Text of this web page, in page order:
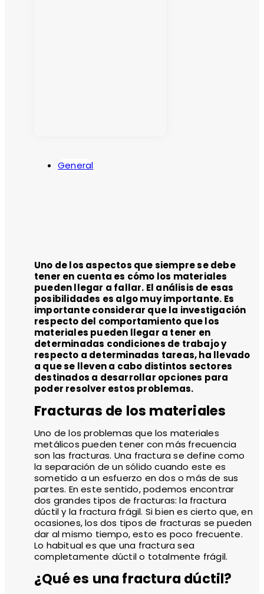
General
Uno de los aspectos que siempre se debe
tener en cuenta es cómo los materiales
pueden llegar a fallar. El análisis de esas
posibilidades es algo muy importante. Es
importante considerar que la investigación
respecto del comportamiento que los
materiales pueden llegar a tener en
determinadas condiciones de trabajo y
respecto a determinadas tareas, ha llevado
a que se lleven a cabo distintos sectores
destinados a desarrollar opciones para
poder resolver estos problemas.
Fracturas de los materiales
Uno de los problemas que los materiales
metálicos pueden tener con más frecuencia
son las fracturas. Una fractura se define como
la separación de un sólido cuando este es
sometido a un esfuerzo en dos o más de sus
partes. En este sentido, podemos encontrar
dos grandes tipos de fracturas: la fractura
dúctil y la fractura frágil. Si bien es cierto que, en
ocasiones, los dos tipos de fracturas se pueden
dar al mismo tiempo, esto es poco frecuente.
Lo habitual es que una fractura sea
completamente dúctil o totalmente frágil.
¿Qué es una fractura dúctil?